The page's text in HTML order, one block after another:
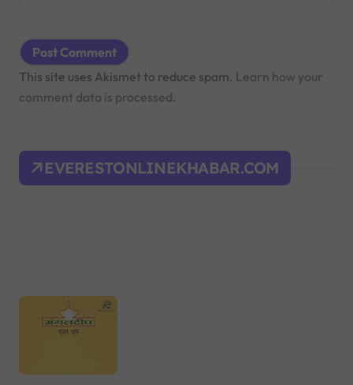
This site uses Akismet to reduce spam. Learn how your
comment data is processed.
EVERESTONLINEKHABAR.COM